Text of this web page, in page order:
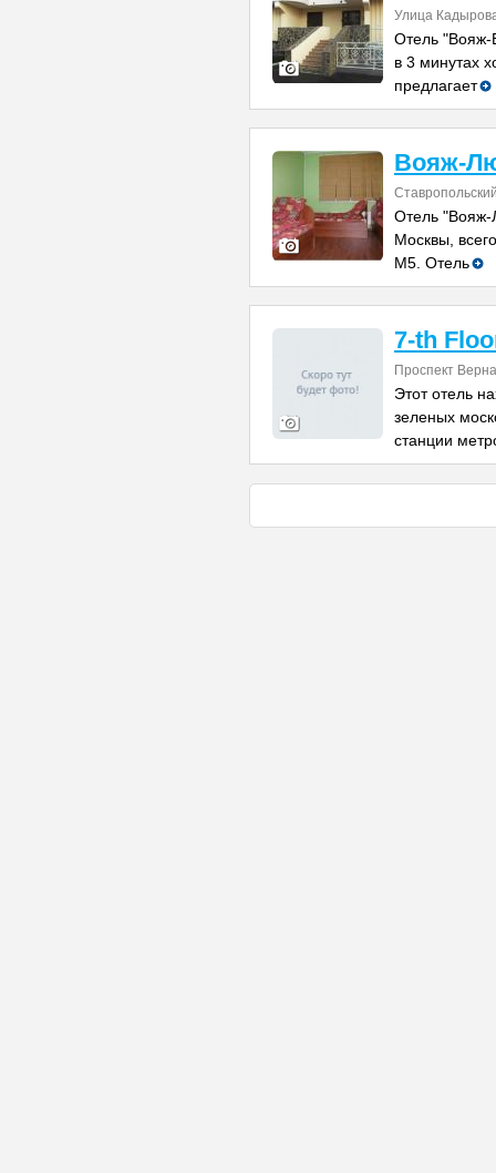
Улица
Отель "Вояж-
в 3 минутах
предлагает
Вояж-
Отель "Вояж-
Москвы,
М5. Отель
7-th
Проспект
Этот отель
зеленых
станции